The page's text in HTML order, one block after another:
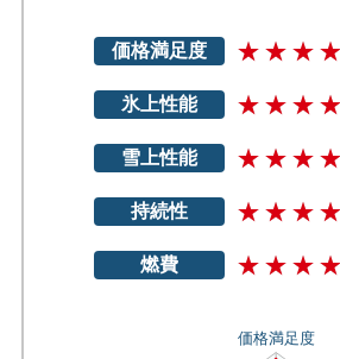
価格満足度
氷上性能
雪上性能
持続性
燃費